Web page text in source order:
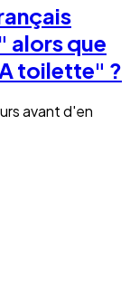
alors que
toilette" ?
avant d'en